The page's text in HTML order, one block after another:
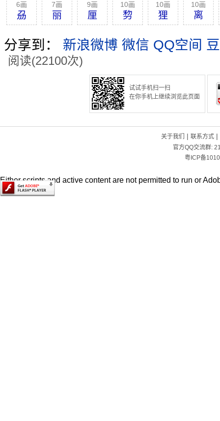
6画
刕
7画
丽
9画
厘
10画
剓
10画
狸
10画
离
分享到： 新浪微博 微信 QQ空间
阅读(22100次)
试试手机扫一扫
在你手机上继续浏览此页面
关于我们 | 联系方式|
官方QQ交流群:
粤ICP备
Either scripts and active content are not permitted to run or